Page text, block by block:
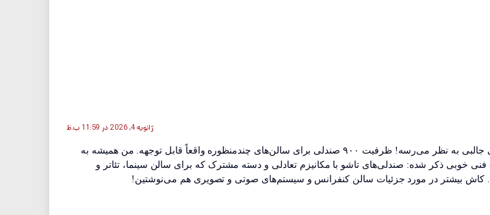
ژانویه 4, 2026 در 11:59 ب.ظ
واقعاً این مجتمع فرهنگی ورزشی قوه قضائیه که سال ۱۳۸۴ اجرا شده، پروژه خیلی جالبی به نظر می‌رسه! ظرفیت ۹۰۰ صندلی برای سالن‌های چندمنظوره واقعاً قابل توجهه. من همیشه به
خوبی ذکر شده: صندلی‌های تاشو با مکانیزم تعادلی و دسته مشترک که برای سالن سینما، تئاتر و
کاش بیشتر در مورد جزئیات سالن کنفرانس و سیستم‌های صوتی و تصویری هم می‌نوشتین!